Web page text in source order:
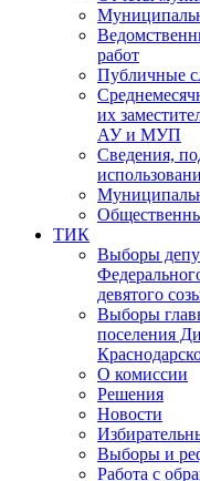
работ
Публичные
их
АУ и МУП
Сведения,
ТИК
Выборы
девятого
Выборы
поселения
О комиссии
Решения
Новости
Выборы и
Работа с